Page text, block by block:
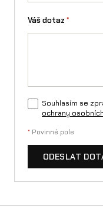
Váš dotaz *
Souhlasím se
ochrany
* Povinné pole
ODESLAT